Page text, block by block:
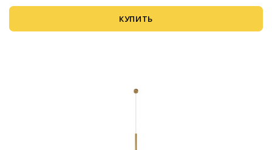
КУПИТЬ